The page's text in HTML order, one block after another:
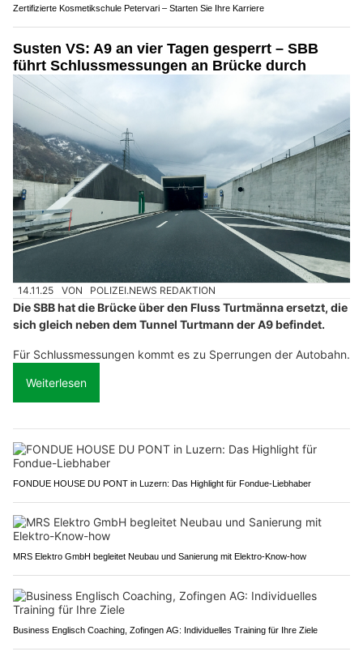
Zertifizierte Kosmetikschule Petervari – Starten Sie Ihre Karriere
Susten VS: A9 an vier Tagen gesperrt – SBB
führt Schlussmessungen an Brücke durch
14.11.25 VON POLIZEI.NEWS REDAKTION
Die SBB hat die Brücke über den Fluss Turtmänna ersetzt, die
sich gleich neben dem Tunnel Turtmann der A9 befindet.
Für Schlussmessungen kommt es zu Sperrungen der Autobahn.
Weiterlesen
FONDUE HOUSE DU PONT in Luzern: Das Highlight für Fondue-Liebhaber
MRS Elektro GmbH begleitet Neubau und Sanierung mit Elektro-Know-how
Business Englisch Coaching, Zofingen AG: Individuelles Training für Ihre Ziele